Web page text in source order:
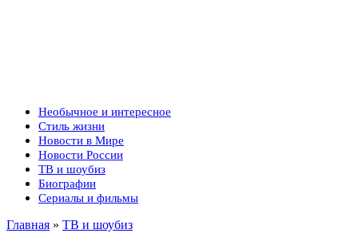
Необычное и интересное
Стиль жизни
Новости в Мире
Новости России
ТВ и шоубиз
Биографии
Сериалы и фильмы
Главная » ТВ и шоубиз